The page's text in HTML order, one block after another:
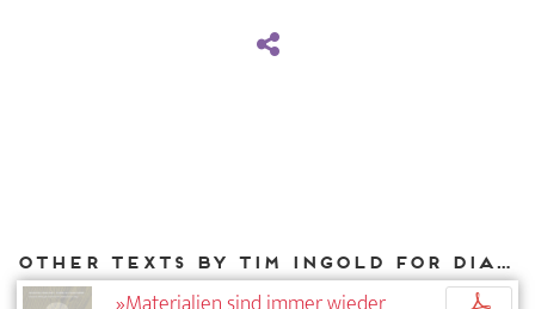
Other texts by Tim Ingold for DIAPHANES
p